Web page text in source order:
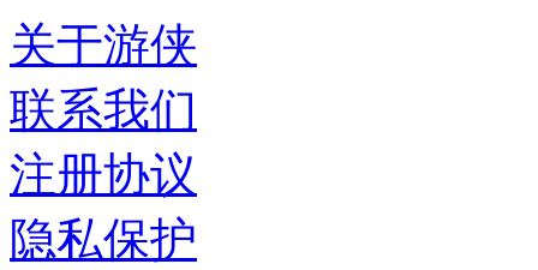
关于游侠
联系我们
注册协议
隐私保护